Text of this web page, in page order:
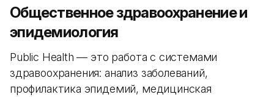
Общественное здравоохранение и
эпидемиология
Public Health — это работа с системами
здравоохранения: анализ заболеваний,
профилактика эпидемий, медицинская